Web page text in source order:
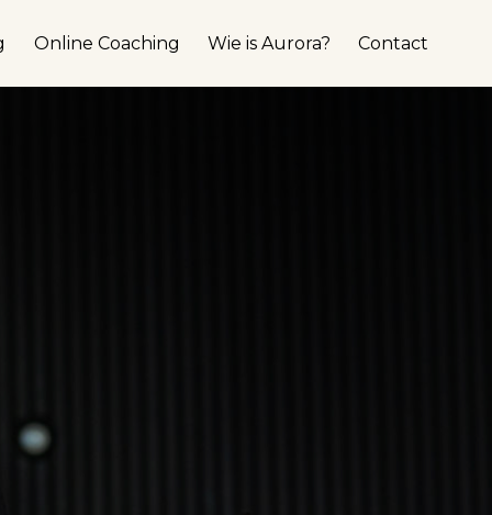
Online Coaching Wie is Aurora? Contact